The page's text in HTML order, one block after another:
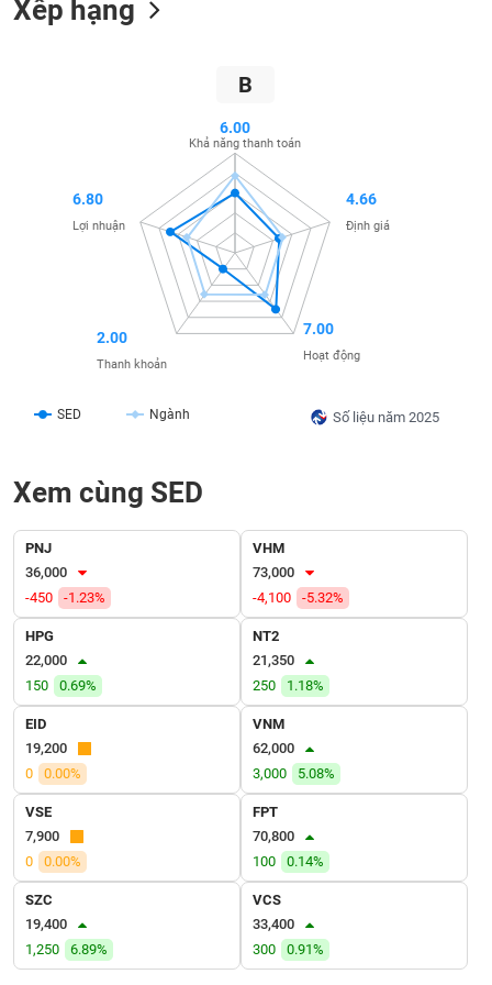
Xếp hạng
B
Số liệu năm 2025
SED Ngành
6.00
Khả năng thanh toán
4.66
Định giá
7.00
Hoạt động
2.00
Thanh khoản
6.80
Lợi nhuận
Xem cùng SED
PNJ
36,000
-450
-1.23%
VHM
73,000
-4,100
-5.32%
HPG
22,000
150
0.69%
NT2
21,350
250
1.18%
EID
19,200
0
0.00%
VNM
62,000
3,000
5.08%
VSE
7,900
0
0.00%
FPT
70,800
100
0.14%
SZC
19,400
1,250
6.89%
VCS
33,400
300
0.91%
SÓC
SỨC
VỤ
THÔNG
TIỆN
ÍCH
BẤT
ĐỘNG
SẢN
Mã
chứng
khoán
(-)